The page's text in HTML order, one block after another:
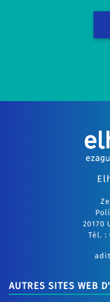
20170
Tél. :
AUTRES SITES WEB